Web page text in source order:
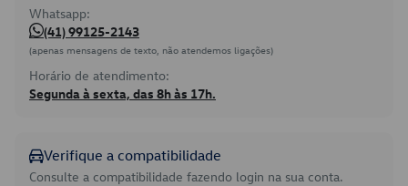
Whatsapp:
(41) 99125-2143
(apenas mensagens de texto, não atendemos ligações)
Horário de atendimento:
Segunda à sexta, das 8h às 17h.
Verifique a compatibilidade
Consulte a compatibilidade fazendo login na sua conta.